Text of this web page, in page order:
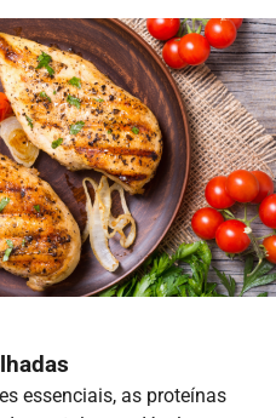
essenciais, as proteínas